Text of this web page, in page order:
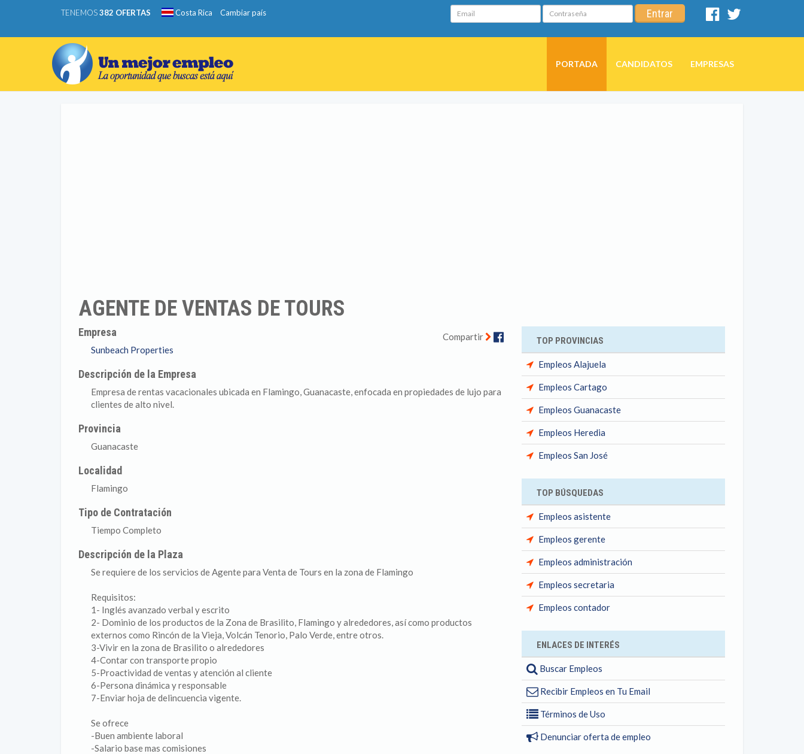
TENEMOS382 OFERTAS Costa Rica Cambiar país Email Contraseña Entrar
Facebook
PORTADA CANDIDATOS EMPRESAS
AGENTE DE VENTAS DE TOURS
Compartir Facebook
Empresa
Sunbeach Properties
Descripción de la Empresa
Empresa de rentas vacacionales ubicada en Flamingo, Guanacaste, enfocada en propiedades de lujo para
clientes de alto nivel.
Provincia
Guanacaste
Localidad
Flamingo
Tipo de Contratación
Tiempo Completo
Descripción de la Plaza
Se requiere de los servicios de Agente para Venta de Tours en la zona de Flamingo
Requisitos:
1- Inglés avanzado verbal y escrito
2- Dominio de los productos de la Zona de Brasilito, Flamingo y alrededores, así como productos
externos como Rincón de la Vieja, Volcán Tenorio, Palo Verde, entre otros.
3-Vivir en la zona de Brasilito o alrededores
4-Contar con transporte propio
5-Proactividad de ventas y atención al cliente
6-Persona dinámica y responsable
7-Enviar hoja de delincuencia vigente.
Se ofrece
-Buen ambiente laboral
-Salario base mas comisiones
TOP PROVINCIAS
Empleos Alajuela
Empleos Cartago
Empleos Guanacaste
Empleos Heredia
Empleos San José
TOP BÚSQUEDAS
Empleos asistente
Empleos gerente
Empleos administración
Empleos secretaria
Empleos contador
ENLACES DE INTERÉS
Buscar Empleos
Recibir Empleos en Tu Email
Términos de Uso
Denunciar oferta de empleo